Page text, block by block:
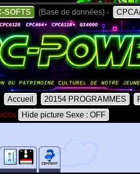
SOFTS (Base de données) -
Accueil 20154 PROGRAMMES
Hide picture Sexe : OFF